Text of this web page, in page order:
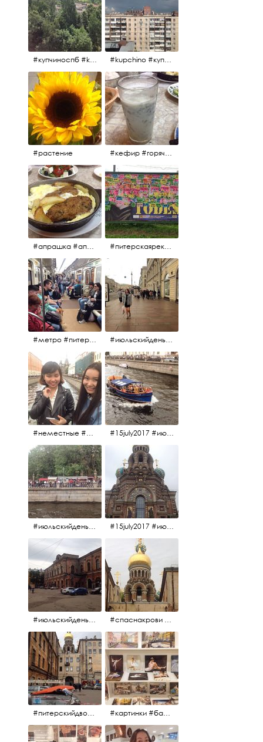
#купчиноспб #kupchino #kupchino #купчиноспб
#растение #кефир #горячийкефир #национальноеблюдо #лаваш #вкусно
#апрашка #апраксиндвор #кафенаапрашке #куринаякотлетанасковороде #сковородка #кафедлясвоих #питерскаяреклама #todes #куколки #окраинапитера #фрунзенскийрайон
#метро #питерскоеметро #невскаялиния #июльскийдень2017 #15july2017 #невский
#неместные #июльскийдень2017 #15july2017 #июльскийдень2017 #катерок #bonfire
#июльскийдень2017 #15july2017 #15july2017 #июльскийдень2017 #спаснакрови
#июльскийдень2017 #15july2017 #спаснакрови #июльскийдень2017
#питерскийдвор #спаснакрови #июльскийдень2017 #картинки #балетпитера #янтарьроссиии